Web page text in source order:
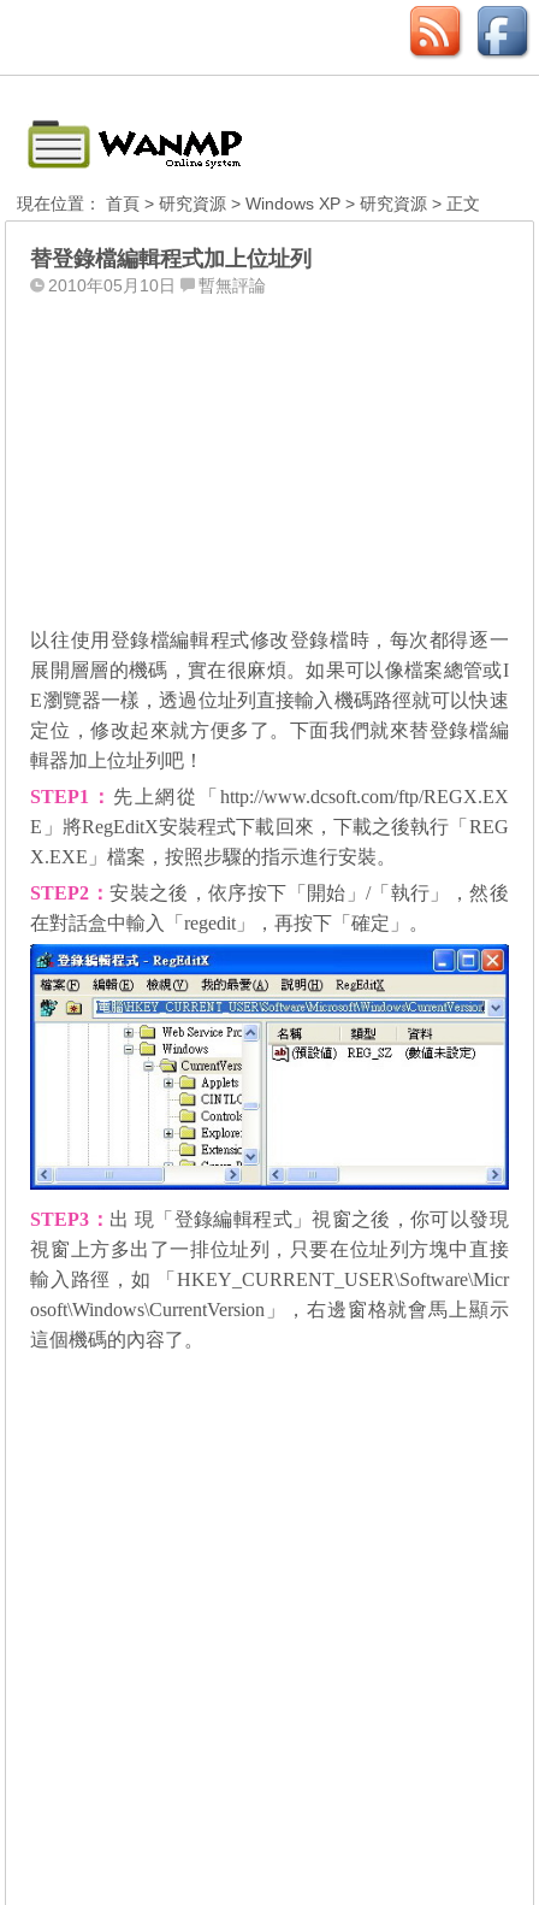
現在位置：首頁 >研究資源 >Windows XP >研究資源 > 正文
替登錄檔編輯程式加上位址列
2010年05月10日 暫無評論
以往使用登錄檔編輯程式修改登錄檔時，每次都得逐一
展開層層的機碼，實在很麻煩。如果可以像檔案總管或I
E瀏覽器一樣，透過位址列直接輸入機碼路徑就可以快速
定位，修改起來就方便多了。下面我們就來替登錄檔編
輯器加上位址列吧！
STEP1
： 先上網從「 http://www.dcsoft.com/ftp/REGX.EX
E 」將RegEditX安裝程式下載回來，下載之後執行「REG
X.EXE」檔案，按照步驟的指示進行安裝。
STEP2 ：安裝之後，依序按下「開始」/「執行」，然後
在對話盒中輸入「regedit」，再按下「確定」。
STEP3 ： 出 現「登錄編輯程式」視窗之後，你可以發現
視窗上方多出了一排位址列，只要在位址列方塊中直接
輸入路徑，如 「HKEY_CURRENT_USER\Software\Micr
osoft\Windows\CurrentVersion」，右邊窗格就會馬上顯示
這個機碼的內容了。